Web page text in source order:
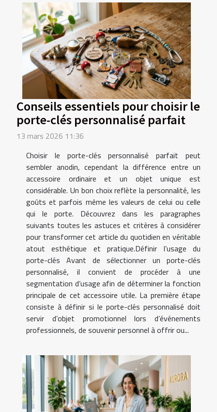
Conseils essentiels pour choisir le
porte-clés personnalisé parfait
13 mars 2026 11:36
Choisir le porte-clés personnalisé parfait peut
sembler anodin, cependant la différence entre un
accessoire ordinaire et un objet unique est
considérable. Un bon choix reflète la personnalité, les
goûts et parfois même les valeurs de celui ou celle
qui le porte. Découvrez dans les paragraphes
suivants toutes les astuces et critères à considérer
pour transformer cet article du quotidien en véritable
atout esthétique et pratique.Définir l’usage du
porte-clés Avant de sélectionner un porte-clés
personnalisé, il convient de procéder à une
segmentation d’usage afin de déterminer la fonction
principale de cet accessoire utile. La première étape
consiste à définir si le porte-clés personnalisé doit
servir d’objet promotionnel lors d’événements
professionnels, de souvenir personnel à offrir ou...